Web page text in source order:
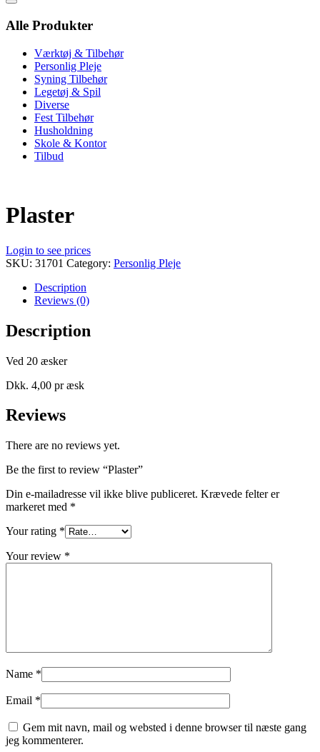
Catalog
Alle Produkter
Værktøj & Tilbehør
Personlig Pleje
Syning Tilbehør
Legetøj & Spil
Diverse
Fest Tilbehør
Husholdning
Skole & Kontor
Tilbud
Plaster
Login to see prices
SKU: 31701 Category: Personlig Pleje
Description
Reviews (0)
Description
Ved 20 æsker
Dkk. 4,00 pr æsk
Reviews
There are no reviews yet.
Be the first to review “Plaster”
Din e-mailadresse vil ikke blive publiceret. Krævede felter er
markeret med *
Your rating *
Your review *
Name *
Email *
Gem mit navn, mail og websted i denne browser til næste gang
jeg kommenterer.